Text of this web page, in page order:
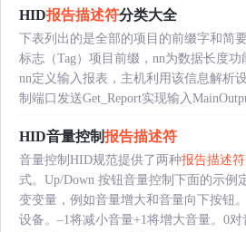
HID报告描述符分类大全
下表列出的是全部的项目的前缀字和简
标志（Tag）项目前缀，nn为数据长度功
nn定义输入报表，主机利用该信息解析
制端口发送Get_Report实现输入
HID音量控制报告描述符
音量控制HID规范提供了两种报告描述符
式。Up/Down 按钮音量控制下面的示例
变变量，例如音量增大和音量向下按钮
设备。–1将减小音量+1将增大音量。0对